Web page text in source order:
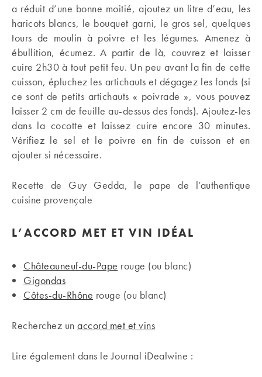
a réduit d’une bonne moitié, ajoutez un litre d’eau, les
haricots blancs, le bouquet garni, le gros sel, quelques
tours de moulin à poivre et les légumes. Amenez à
ébullition, écumez. A partir de là, couvrez et laisser
cuire 2h30 à tout petit feu. Un peu avant la fin de cette
cuisson, épluchez les artichauts et dégagez les fonds (si
ce sont de petits artichauts « poivrade », vous pouvez
laisser 2 cm de feuille au-dessus des fonds). Ajoutez-les
dans la cocotte et laissez cuire encore 30 minutes.
Vérifiez le sel et le poivre en fin de cuisson et en
ajouter si nécessaire.
Recette de Guy Gedda, le pape de l’authentique
cuisine provençale
L’ACCORD MET ET VIN IDÉAL
Châteauneuf-du-Pape rouge (ou blanc)
Gigondas
Côtes-du-Rhône rouge (ou blanc)
Recherchez un accord met et vins
Lire également dans le Journal iDealwine :